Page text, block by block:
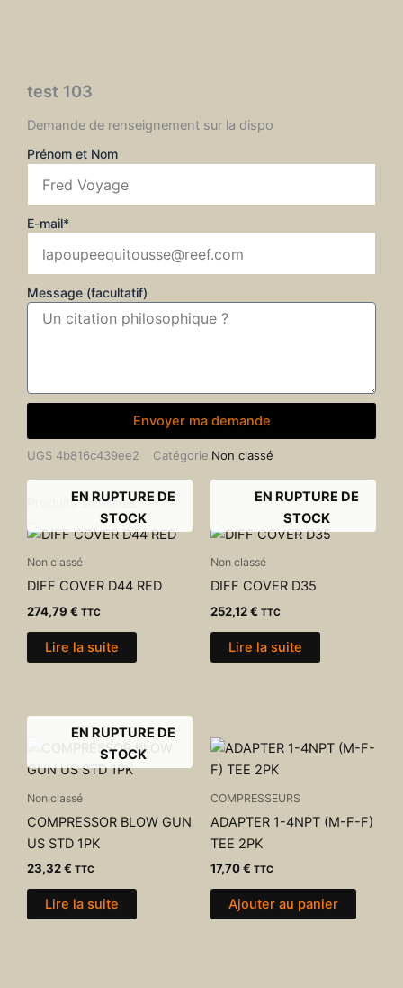
test 103
Demande de renseignement sur la dispo
Prénom et Nom
E-mail*
Message (facultatif)
Envoyer ma demande
UGS 4b816c439ee2 Catégorie Non classé
Produits similaires
EN RUPTURE DE
STOCK
Non classé
DIFF COVER D44 RED
274,79 € TTC
Lire la suite
EN RUPTURE DE
STOCK
Non classé
DIFF COVER D35
252,12€ TTC
Lire la suite
EN RUPTURE DE
STOCK
Non classé
COMPRESSOR BLOW GUN
US STD 1PK
23,32€ TTC
Lire la suite
COMPRESSEURS
ADAPTER 1-4NPT (M-F-F)
TEE 2PK
17,70€ TTC
Ajouter au panier